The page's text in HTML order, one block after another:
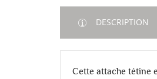
DESCRIPTION
Cette attache tétine